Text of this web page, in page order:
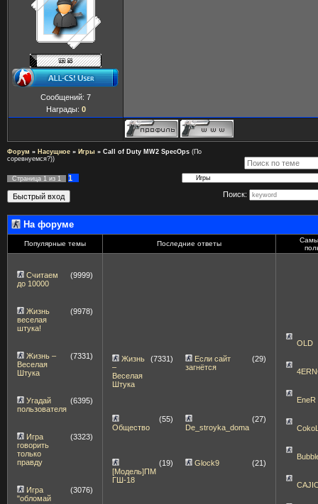
Сообщений: 7
Награды: 0
Форум » Насущное » Игры » Call of Duty MW2 SpecOps (По
соревнуемся?))
Страница 1 из 1
1
Поиск:
На форуме
Популярные темы Последние ответы
Считаем
до 10000
(9999)
Жизнь
веселая
штука!
(9978)
Жизнь –
Веселая
Штука
(7331)
Угадай
пользователя
(6395)
Игра
говорить
только
правду
(3323)
Игра
"обломай
(3076)
Жизнь
–
Веселая
Штука
(7331)
Если сайт
загнётся
(29)
Общество
(55)
De_stroyka_doma
(27)
[Модель]ПМ
ГШ-18
(19) Glock9 (21)
OLD
EneR